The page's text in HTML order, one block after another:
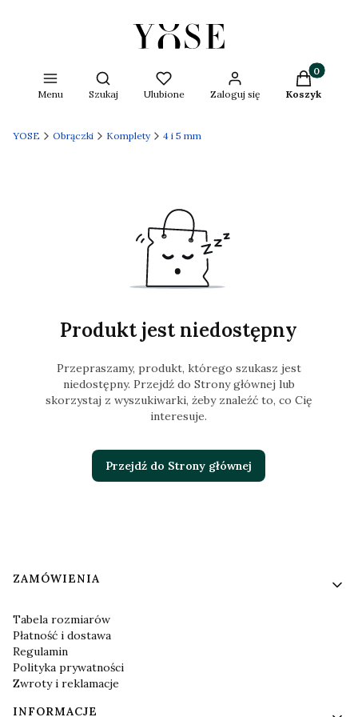
Menu
Otwórz wyszukiwarkę
Szukaj Ulubione Zaloguj się
Produkty
Koszyk
YOSE Obrączki Komplety 4 i 5 mm
Produkt jest niedostępny
Przepraszamy, produkt, którego szukasz jest
niedostępny. Przejdź do Strony głównej lub
skorzystaj z wyszukiwarki, żeby znaleźć to, co Cię
interesuje.
Przejdź do Strony głównej
Linki w stopce
ZAMÓWIENIA
Tabela rozmiarów
Płatność i dostawa
Regulamin
Polityka prywatności
Zwroty i reklamacje
INFORMACJE